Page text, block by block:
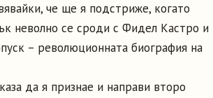
че ще я подстриже, когато
неволно се сроди с Фидел Кастро и
– революционната биография на
да я признае и направи второ